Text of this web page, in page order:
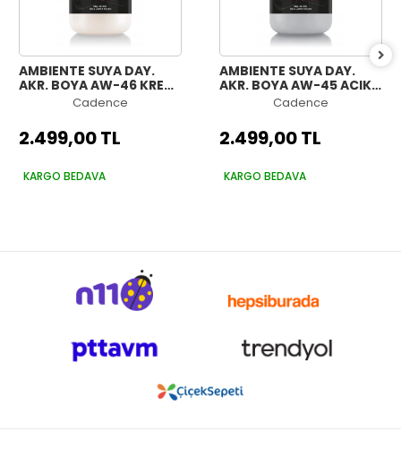
AMBIENTE SUYA DAY.
AKR. BOYA AW-46 KREM
2000ML + KATALİZÖR
Cadence
2.499,00 TL
KARGO BEDAVA
AMBIENTE SUYA DAY.
AKR. BOYA AW-45 AÇIK
GRİ 2000ML +
Cadence
2.499,00 TL
KARGO BEDAVA